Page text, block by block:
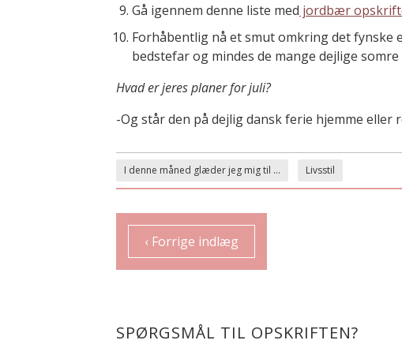
Gå igennem denne liste med jordbær
Forhåbentlig nå et smut omkring det fynske
bedstefar og mindes de mange dejlige somre
Hvad er jeres planer for juli?
-Og står den på dejlig dansk ferie hjemme
I denne måned glæder jeg mig til ... Livsstil
‹ Forrige indlæg
SPØRGSMÅL TIL OPSKRIFTEN?